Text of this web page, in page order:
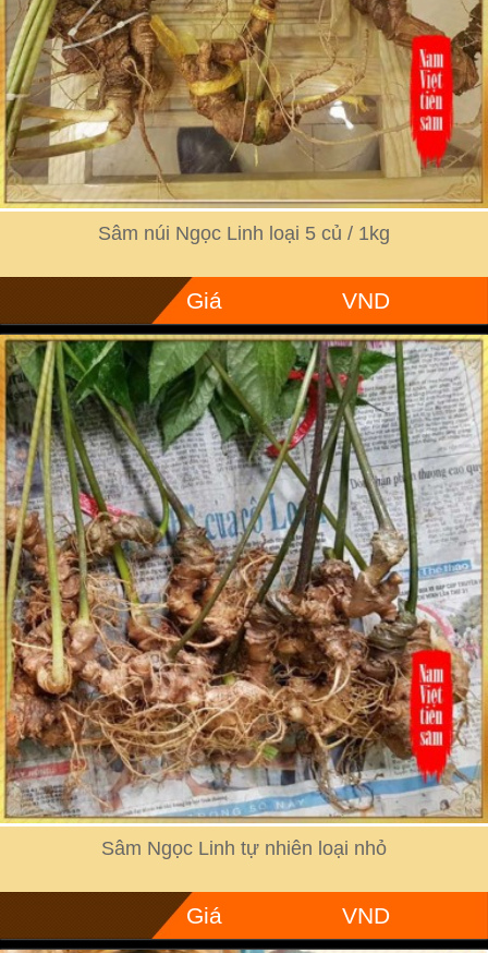
Sâm núi Ngọc Linh loại 5 củ / 1kg
Giá VND
Sâm Ngọc Linh tự nhiên loại nhỏ
Giá VND